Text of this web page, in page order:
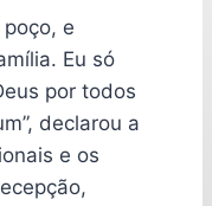
e
Eu só
por todos
declarou a
e os